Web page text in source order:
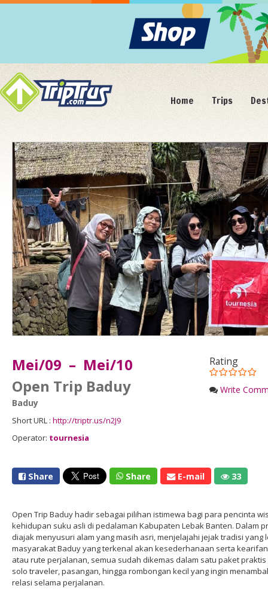
Home Trips
Rating
Write
Mei/09 – Mei/10
Open Trip Baduy
Baduy
Short URL : http://triptr.us/n2J9
Operator: tournesia
Share Share E-mail 33
Open Trip Baduy hadir sebagai pilihan istimewa bagi para pencinta
kehidupan suku asli di pedalaman Kabupaten Lebak Banten. Dalam
diajak menyusuri alam yang masih asri, menjelajahi jejak tradisi
masyarakat Baduy yang terkenal akan kesederhanaan serta
atau rute perjalanan, semua sudah dikemas dalam satu paket
solo traveler, pasangan, hingga rombongan kecil yang ingin
relasi selama perjalanan.